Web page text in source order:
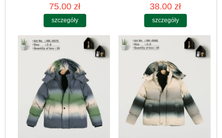
75.00 zł
szczegóły
38.00 zł
szczegóły